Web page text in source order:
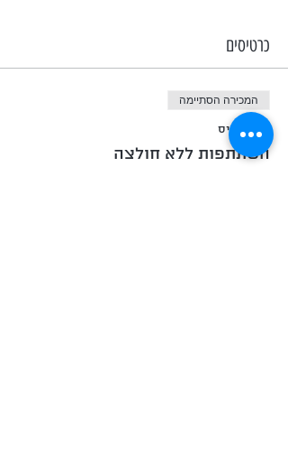
כרטיסים
המכירה הסתיימה
סוג כרטיס
השתתפות ללא חולצה